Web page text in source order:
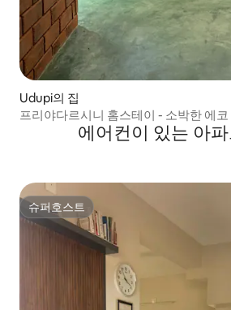
Udupi의 집
프리야다르시니 홈스테이 - 소박한 에코
에어컨이 있는 아
슈퍼호스트
슈퍼호스트